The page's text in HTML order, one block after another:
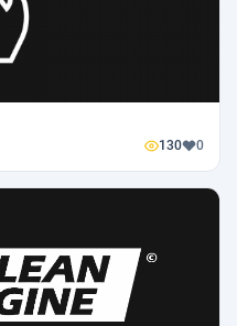
130 0